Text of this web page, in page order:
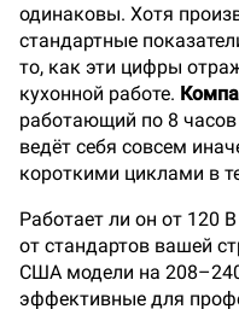
одинаковы. Хотя
стандартные
то, как эти цифры
кухонной работе.
работающий по 8 часов
ведёт себя совсем
короткими циклами в
Работает ли он от 120
от стандартов вашей
США модели на
эффективные для